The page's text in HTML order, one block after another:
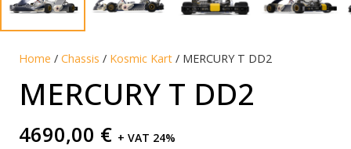
Home / Chassis / Kosmic Kart / MERCURY T DD2
MERCURY T DD2
4690,00 € + VAT 24%